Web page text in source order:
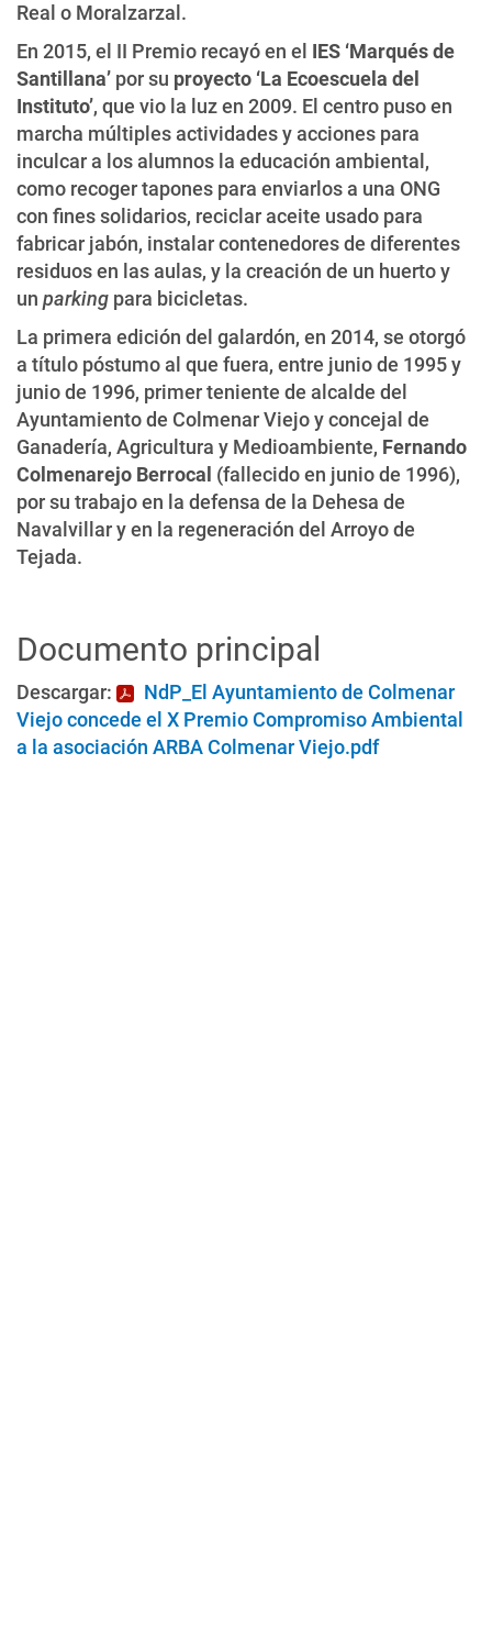
Real o Moralzarzal.
En 2015, el II Premio recayó en el IES ‘Marqués de
Santillana’ por su proyecto ‘La Ecoescuela del
Instituto’, que vio la luz en 2009. El centro puso en
marcha múltiples actividades y acciones para
inculcar a los alumnos la educación ambiental,
como recoger tapones para enviarlos a una ONG
con fines solidarios, reciclar aceite usado para
fabricar jabón, instalar contenedores de diferentes
residuos en las aulas, y la creación de un huerto y
un parking para bicicletas.
La primera edición del galardón, en 2014, se otorgó
a título póstumo al que fuera, entre junio de 1995 y
junio de 1996, primer teniente de alcalde del
Ayuntamiento de Colmenar Viejo y concejal de
Ganadería, Agricultura y Medioambiente, Fernando
Colmenarejo Berrocal (fallecido en junio de 1996),
por su trabajo en la defensa de la Dehesa de
Navalvillar y en la regeneración del Arroyo de
Tejada.
Documento principal
Descargar:
NdP_El Ayuntamiento de Colmenar
Viejo concede el X Premio Compromiso Ambiental
a la asociación ARBA Colmenar Viejo.pdf